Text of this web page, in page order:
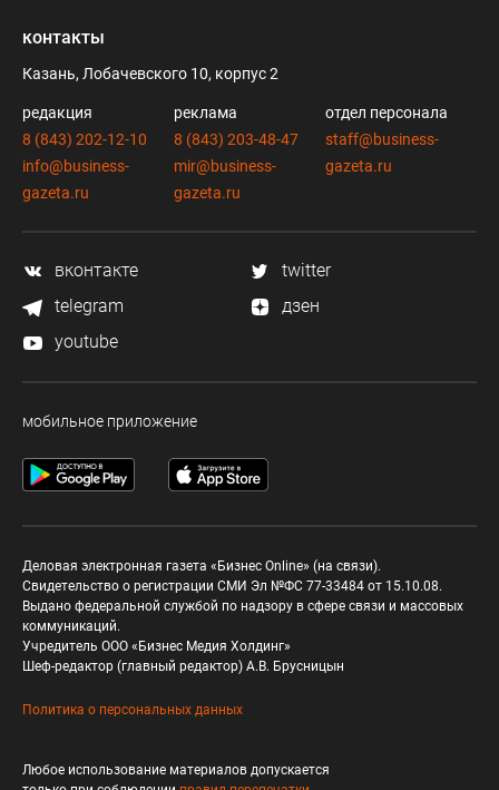
контакты
Казань, Лобачевского 10, корпус 2
редакция
8 (843) 202-12-10
info@business-
gazeta.ru
реклама
8 (843) 203-48-47
mir@business-
gazeta.ru
отдел персонала
staff@business-
gazeta.ru
вконтакте
twitter
telegram
дзен
youtube
мобильное приложение
Деловая электронная газета «Бизнес Online» (на связи).
Свидетельство о регистрации СМИ Эл №ФС 77-33484 от 15.10.08.
Выдано федеральной службой по надзору в сфере связи и массовых
коммуникаций.
Учредитель ООО «Бизнес Медия Холдинг»
Шеф-редактор (главный редактор) А.В. Брусницын
Политика о персональных данных
Любое использование материалов допускается